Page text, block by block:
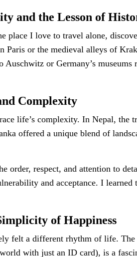
and the Lesson of
place I love to travel alone,
Paris or the medieval alleys of
or Germany’s
Complexity
life’s complexity. In Nepal,
offered a unique blend of
order, respect, and attention to
and acceptance. I
of Happiness
felt a different rhythm of life. The
with just an ID card), is a